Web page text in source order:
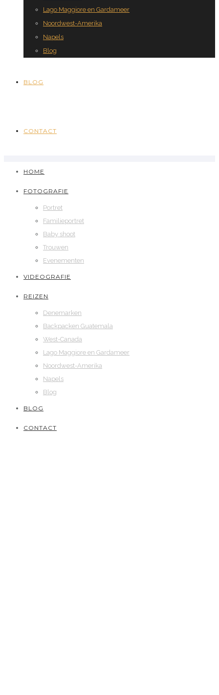
Lago Maggiore en Gardameer
Noordwest-Amerika
Napels
Blog
BLOG
CONTACT
HOME
FOTOGRAFIE
Portret
Familieportret
Baby shoot
Trouwen
Evenementen
VIDEOGRAFIE
REIZEN
Denemarken
Backpacken Guatemala
West-Canada
Lago Maggiore en Gardameer
Noordwest-Amerika
Napels
Blog
BLOG
CONTACT